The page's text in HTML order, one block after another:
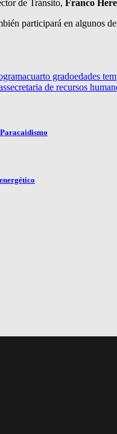
de Tránsito, Franco
participará en algunos
cuarto gradoedades
secretaria de recursos